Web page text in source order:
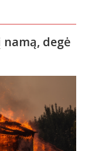
dar pr
degė